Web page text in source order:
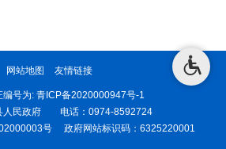
网站地图 友情链接
编号为: 青ICP备2020000947号-1
人民政府 电话：0974-8592724
号 政府网站标识码：6325220001